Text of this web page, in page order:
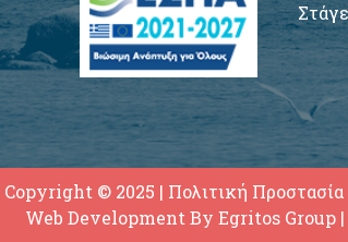
Copyright © 2025 | Πολιτική
Web Development By Egritos Group